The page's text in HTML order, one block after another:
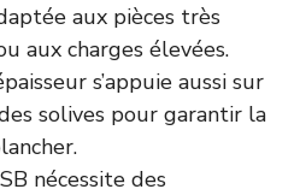
aux pièces très
aux charges élevées.
s’appuie aussi sur
solives pour garantir la
nécessite des